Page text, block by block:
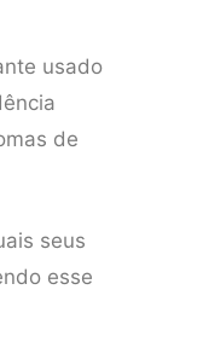
usado
de
seus
esse